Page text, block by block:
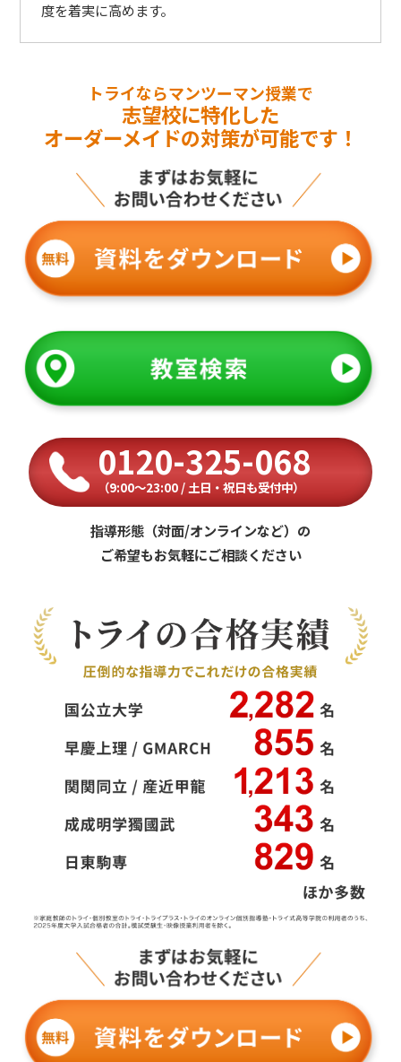
度を着実に高めます。
トライならマンツーマン授業で
志望校に特化した
オーダーメイドの対策が可能です！
0120-325-068
（9:00〜23:00 / 土日・祝日も受付中）
指導形態（対面/オンラインなど）の
ご希望もお気軽にご相談ください